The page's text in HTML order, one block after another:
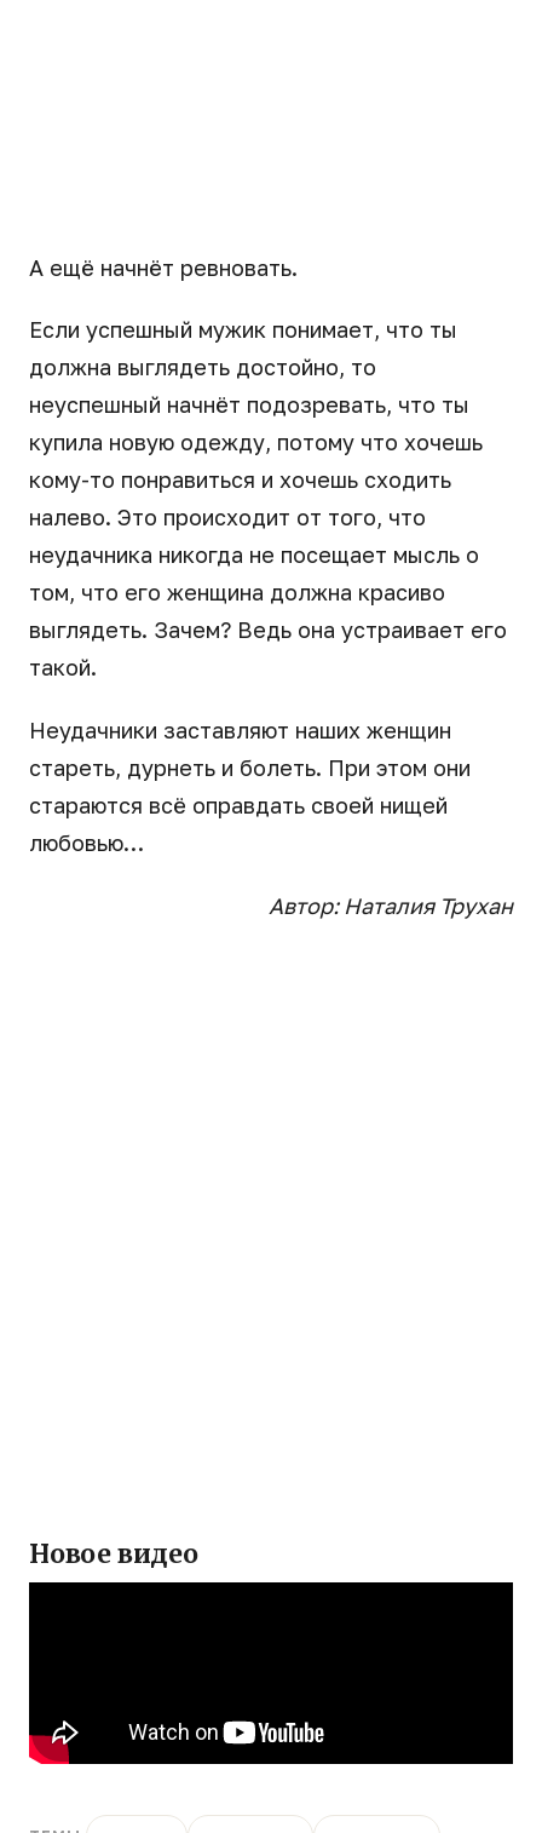
А ещё начнёт ревновать.
Если успешный мужик понимает, что ты
должна выглядеть достойно, то
неуспешный начнёт подозревать, что ты
купила новую одежду, потому что хочешь
кому-то понравиться и хочешь сходить
налево. Это происходит от того, что
неудачника никогда не посещает мысль о
том, что его женщина должна красиво
выглядеть. Зачем? Ведь она устраивает его
такой.
Неудачники заставляют наших женщин
стареть, дурнеть и болеть. При этом они
стараются всё оправдать своей нищей
любовью…
Автор: Наталия Трухан
Новое видео